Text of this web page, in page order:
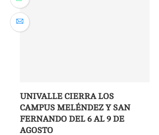
UNIVALLE CIERRA LOS
CAMPUS MELÉNDEZ Y SAN
FERNANDO DEL 6 AL 9 DE
AGOSTO